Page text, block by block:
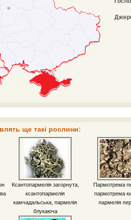
ще такі рослини:
Ксантопармелія загорнута,
ксантопармелія
камчадальська, пармелія
блукаюча
Пармотрема
пармотрема
пармелія